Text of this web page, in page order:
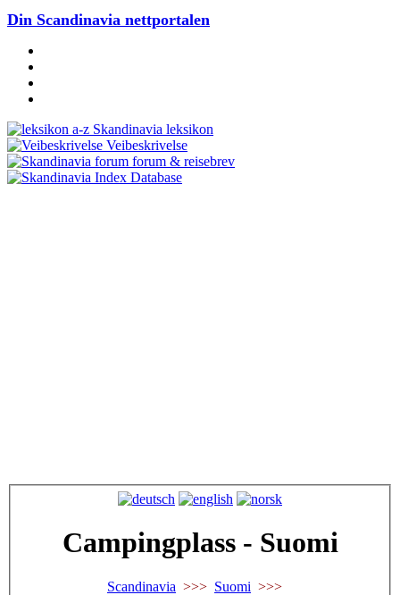
Din Scandinavia nettportalen
Skandinavia leksikon
Veibeskrivelse
forum & reisebrev
Database
Campingplass - Suomi
Scandinavia >>> Suomi